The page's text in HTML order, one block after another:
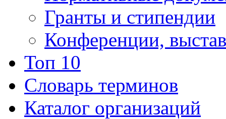
Гранты и стипендии
Конференции,
Топ 10
Словарь терминов
Каталог организаций